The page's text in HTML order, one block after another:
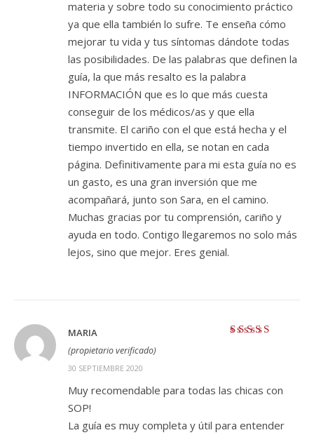
materia y sobre todo su conocimiento práctico
ya que ella también lo sufre. Te enseña cómo
mejorar tu vida y tus síntomas dándote todas
las posibilidades. De las palabras que definen la
guía, la que más resalto es la palabra
INFORMACIÓN que es lo que más cuesta
conseguir de los médicos/as y que ella
transmite. El cariño con el que está hecha y el
tiempo invertido en ella, se notan en cada
página. Definitivamente para mi esta guía no es
un gasto, es una gran inversión que me
acompañará, junto son Sara, en el camino.
Muchas gracias por tu comprensión, cariño y
ayuda en todo. Contigo llegaremos no solo más
lejos, sino que mejor. Eres genial.
MARIA
(propietario verificado)
30 SEPTIEMBRE 2020
Muy recomendable para todas las chicas con
SOP!
La guía es muy completa y útil para entender